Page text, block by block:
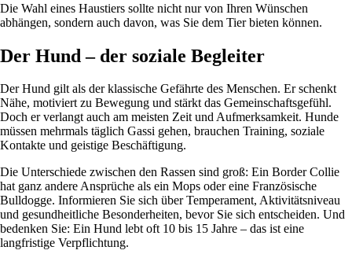
Die Wahl eines Haustiers sollte nicht nur von Ihren Wünschen
abhängen, sondern auch davon, was Sie dem Tier bieten können.
Der Hund – der soziale Begleiter
Der Hund gilt als der klassische Gefährte des Menschen. Er schenkt
Nähe, motiviert zu Bewegung und stärkt das Gemeinschaftsgefühl.
Doch er verlangt auch am meisten Zeit und Aufmerksamkeit. Hunde
müssen mehrmals täglich Gassi gehen, brauchen Training, soziale
Kontakte und geistige Beschäftigung.
Die Unterschiede zwischen den Rassen sind groß: Ein Border Collie
hat ganz andere Ansprüche als ein Mops oder eine Französische
Bulldogge. Informieren Sie sich über Temperament, Aktivitätsniveau
und gesundheitliche Besonderheiten, bevor Sie sich entscheiden. Und
bedenken Sie: Ein Hund lebt oft 10 bis 15 Jahre – das ist eine
langfristige Verpflichtung.